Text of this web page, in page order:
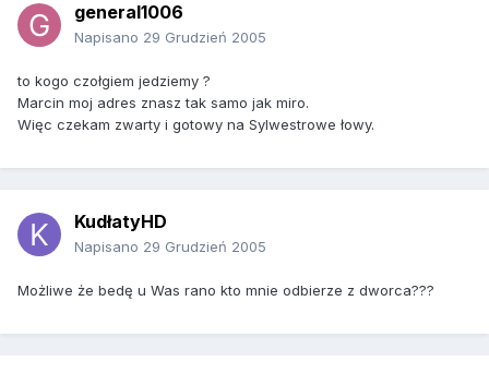
general1006
Napisano 29 Grudzień 2005
to kogo czołgiem jedziemy ?
Marcin moj adres znasz tak samo jak miro.
Więc czekam zwarty i gotowy na Sylwestrowe łowy.
KudłatyHD
Napisano 29 Grudzień 2005
Możliwe że bedę u Was rano kto mnie odbierze z dworca???